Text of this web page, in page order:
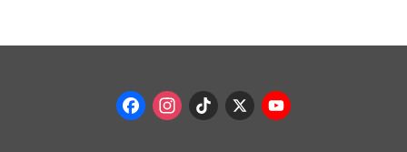
Facebook
Instagram
TikTok
X